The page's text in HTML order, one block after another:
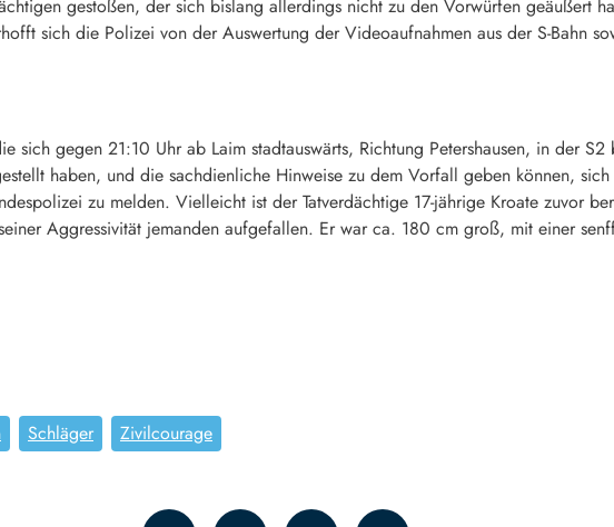
gestoßen, der sich bislang allerdings nicht zu den Vorwürfen geäußert
sich die Polizei von der Auswertung der Videoaufnahmen aus der S-Bahn
sich gegen 21:10 Uhr ab Laim stadtauswärts, Richtung Petershausen, in der
haben, und die sachdienliche Hinweise zu dem Vorfall geben können, sich
zu melden. Vielleicht ist der Tatverdächtige 17-jährige Kroate zuvor
Aggressivität jemanden aufgefallen. Er war ca. 180 cm groß, mit einer
Schläger Zivilcourage